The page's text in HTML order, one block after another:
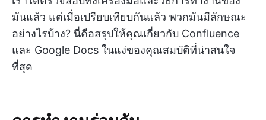
มันแล้ว แต่เมื่อเปรียบเทียบกันแล้ว พวกมันมีลักษณะ
อย่างไรบ้าง? นี่คือสรุปให้คุณเกี่ยวกับ Confluence
และ Google Docs ในแง่ของคุณสมบัติที่น่าสนใจ
ที่สุด